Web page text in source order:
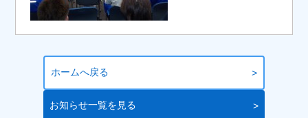
ホームへ戻る
お知らせ一覧を見る